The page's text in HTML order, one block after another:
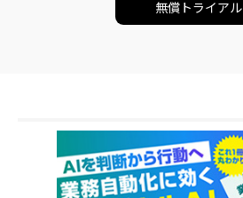
無償トライアル